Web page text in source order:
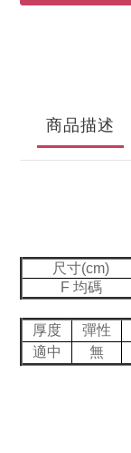
商品描述
尺寸(cm)
F 均碼
厚度 彈性
適中
無